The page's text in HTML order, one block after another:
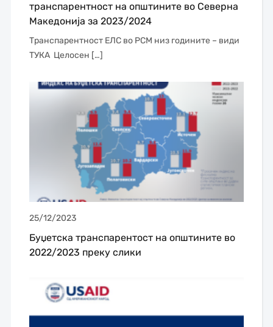
транспарентност на општините во Северна
Македонија за 2023/2024
Транспарентност ЕЛС во РСМ низ годините – види
ТУКА Целосен […]
25/12/2023
Буџетска транспарентост на општините во
2022/2023 преку слики